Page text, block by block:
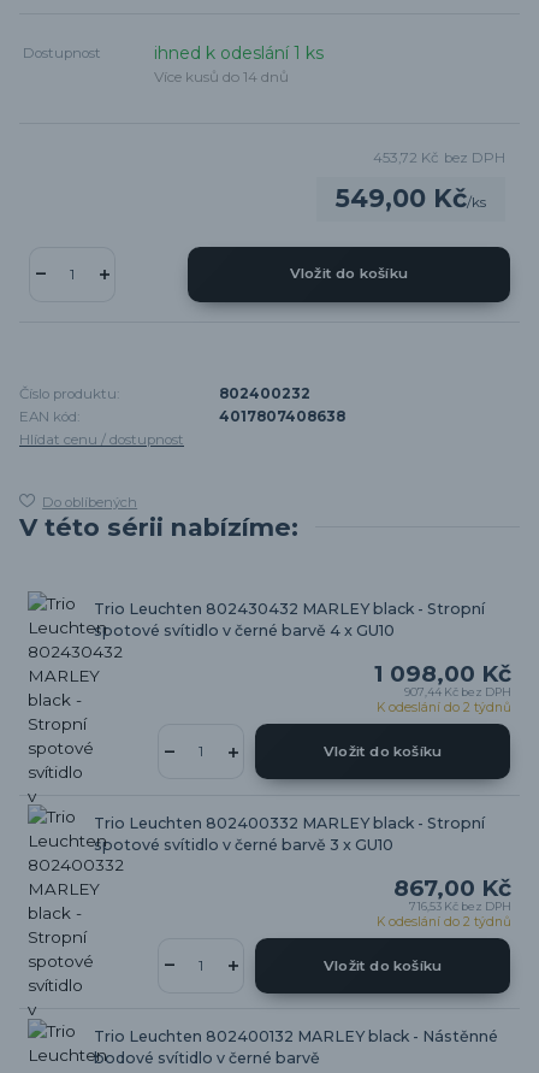
Dostupnost ihned k odeslání 1 ks
Více kusů do 14 dnů
549,00 Kč/ks
453,72 Kč bez DPH
Vložit do košíku
Číslo produktu:
802400232
EAN kód:
4017807408638
Hlídat cenu / dostupnost
Do oblíbených
V této sérii nabízíme:
Trio Leuchten 802430432 MARLEY black - Stropní
spotové svítidlo v černé barvě 4 x GU10
1 098,00 Kč
907,44 Kč bez DPH
K odeslání do 2 týdnů
Vložit do košíku
Trio Leuchten 802400332 MARLEY black - Stropní
spotové svítidlo v černé barvě 3 x GU10
867,00 Kč
716,53 Kč bez DPH
K odeslání do 2 týdnů
Vložit do košíku
Trio Leuchten 802400132 MARLEY black - Nástěnné
bodové svítidlo v černé barvě